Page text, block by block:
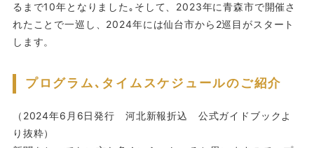
るまで10年となりました｡そして、2023年に青森市で開催さ
れたことで一巡し、2024年には仙台市から2巡目がスタート
します。
プログラム､タイムスケジュールのご紹介
（2024年6月6日発行 河北新報折込 公式ガイドブックよ
り抜粋）